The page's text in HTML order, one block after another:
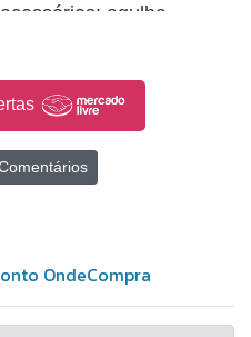
agulha
curva e adaptador
Acondicionado em